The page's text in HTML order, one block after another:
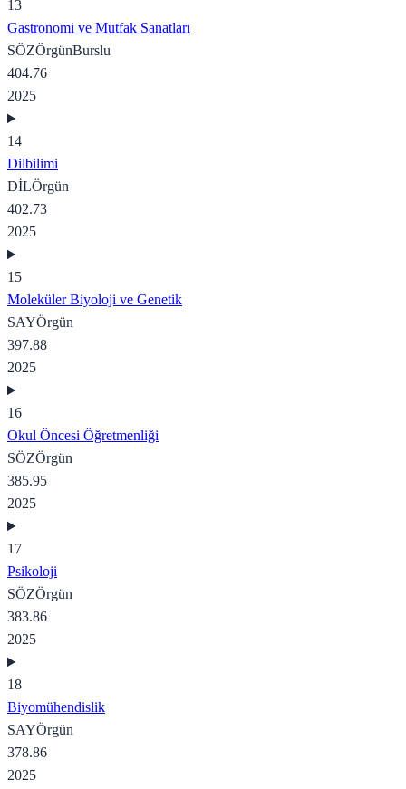
13
Gastronomi ve Mutfak Sanatları
SÖZÖrgünBurslu
404.76
2025
14
Dilbilimi
DİLÖrgün
402.73
2025
15
Moleküler Biyoloji ve Genetik
SAYÖrgün
397.88
2025
16
Okul Öncesi Öğretmenliği
SÖZÖrgün
385.95
2025
17
Psikoloji
SÖZÖrgün
383.86
2025
18
Biyomühendislik
SAYÖrgün
378.86
2025